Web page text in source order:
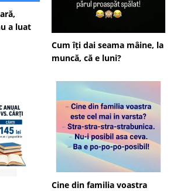
a luat
Cum îți dai seama mâine, la
muncă, că e luni?
Cine din familia voastra